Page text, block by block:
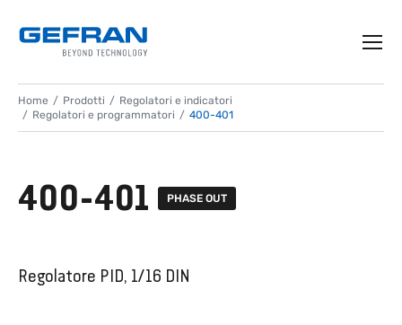
Home Prodotti
Regolatori e indicatori
Regolatori e programmatori
400-401
400-401 PHASE OUT
Regolatore PID, 1/16 DIN